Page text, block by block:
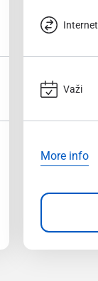
Internet
Važi
More info